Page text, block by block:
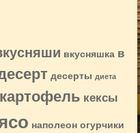
вкусняшка в
десерты диета
картофель кексы
наполеон огурчики